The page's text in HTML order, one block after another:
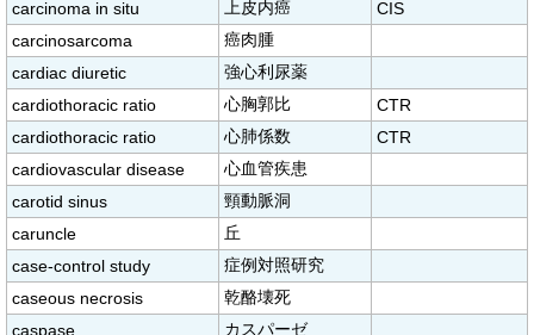
carcinoma in situ
上皮内癌
CIS
carcinosarcoma
癌肉腫
cardiac diuretic
強心利尿薬
cardiothoracic ratio
心胸郭比
CTR
cardiothoracic ratio
心肺係数
CTR
cardiovascular disease
心血管疾患
carotid sinus
頸動脈洞
caruncle
丘
case-control study
症例対照研究
caseous necrosis
乾酪壊死
caspase
カスパーゼ